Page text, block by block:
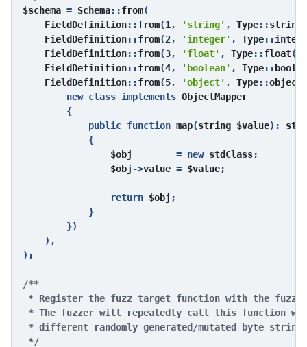
$schema = Schema::from(
FieldDefinition::from(1 , 'string' , Type::string
FieldDefinition::from(2, 'integer' , Type::
FieldDefinition::from(3, 'float' , Type::float
FieldDefinition::from(4, 'boolean' , Type::
FieldDefinition::from(5, 'object' , Type::object
        new class implements
ObjectMapper
{
            public function
map(string $value):
{
$obj = new stdClass;
$obj ->value = $value;
                return
$obj ;
            }
        })
    ),
);
/**
* Register the fuzz target function with the
* The fuzzer will repeatedly call this function
* different randomly generated/mutated byte